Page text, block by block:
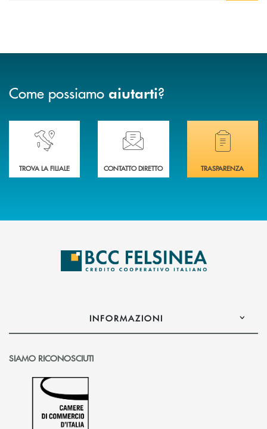
Come possiamo aiutarti?
Accedi all' elenco completo delle nostre&nbsp; filiali .
TROVA LA FILIALE
Ti serve assistenza immediata? Contattaci!
CONTATTO DIRETTO
Hai bisogno di
TRASPARENZA
INFORMAZIONI
SIAMO RICONOSCIUTI